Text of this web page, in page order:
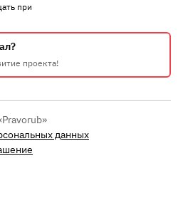
при
проекта!
данных